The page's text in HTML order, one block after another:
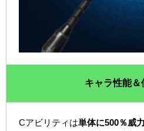
キャラ性能＆
Cアビリティは単体に500％威